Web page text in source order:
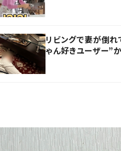
リビングで妻が倒れ
ゃん好きユーザー”